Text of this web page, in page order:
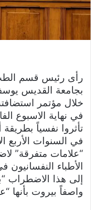
رأى رئيس قسم
بجامعة القديس
خلال مؤتمر
في نهاية الاسبوع
تأثروا نفسياً
في السنوات الأربع
“علامات متفرقة”
الأطباء
إلى هذا الاضطراب
واصفاً بيروت بأنها